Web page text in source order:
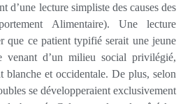
d’une lecture simpliste des causes des
Alimentaire). Une lecture
que ce patient typifié serait une jeune
venant d’un milieu social privilégié,
blanche et occidentale. De plus, selon
se développeraient exclusivement